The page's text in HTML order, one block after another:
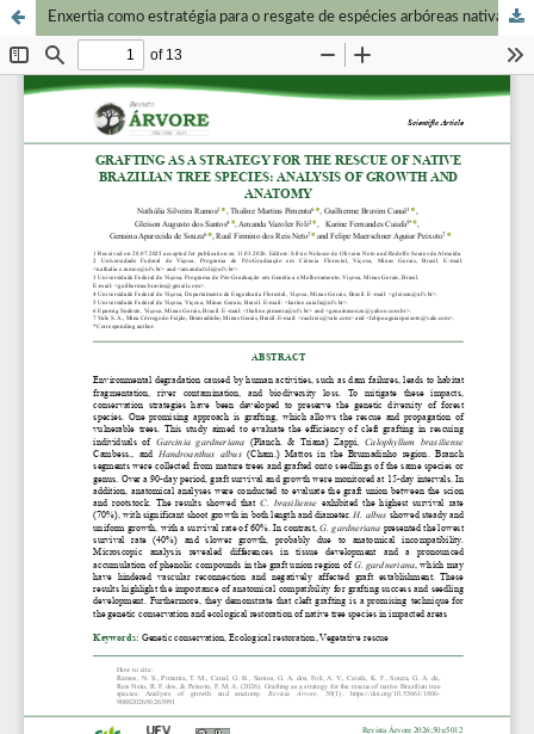
Enxertia como estratégia para o resgate de espécies arbóreas nativas brasileiras: Análise do crescimento e da anatomia